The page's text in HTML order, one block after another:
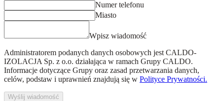
Numer telefonu
Miasto
Wpisz wiadomość
Administratorem podanych danych osobowych jest CALDO-
IZOLACJA Sp. z o.o. działająca w ramach Grupy CALDO.
Informacje dotyczące Grupy oraz zasad przetwarzania danych,
celów, podstaw i uprawnień znajdują się w Polityce Prywatności.
Wyślij wiadomość